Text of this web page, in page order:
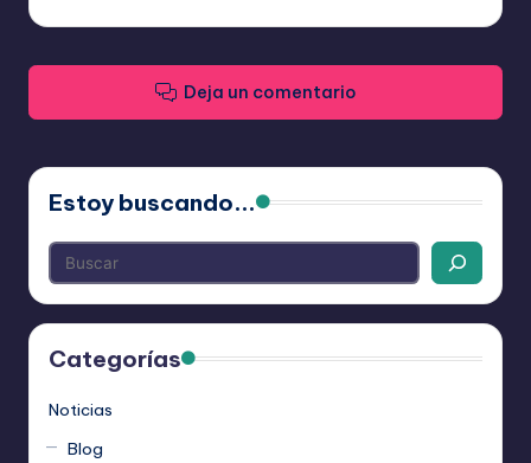
Deja un comentario
Estoy buscando...
Categorías
Noticias
Blog